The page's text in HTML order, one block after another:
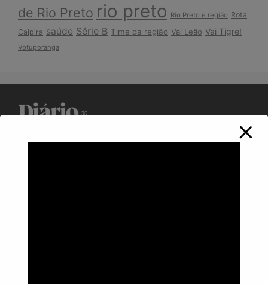
de Rio Preto rio preto Rio Preto e região Rota
Caipira saúde Série B Time da região Vai Leão Vai Tigre!
Votuporanga